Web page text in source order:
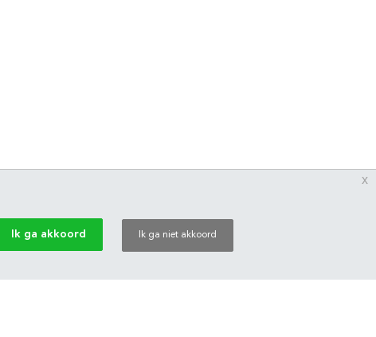
Ik ga akkoord Ik ga niet akkoord
x